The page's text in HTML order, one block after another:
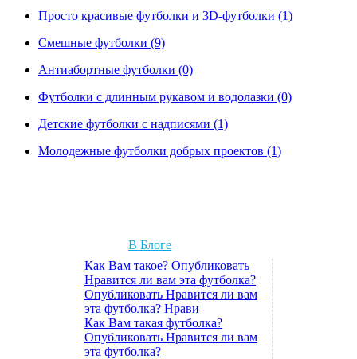
Просто красивые футболки и 3D-футболки (1)
Смешные футболки (9)
Антиабортные футболки (0)
Футболки с длинным рукавом и водолазки (0)
Детские футболки с надписями (1)
Молодежные футболки добрых проектов (1)
В Блоге
Как Вам такое? Опубликовать
Нравится ли вам эта футболка?
Опубликовать Нравится ли вам
эта футболка? Нрави
Как Вам такая футболка?
Опубликовать Нравится ли вам
эта футболка?